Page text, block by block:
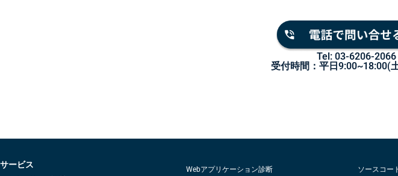
Tel: 03-6206-2066
受付時間：平日9:00~18:00(
サービス
Webアプリケーション診断
ソースコー